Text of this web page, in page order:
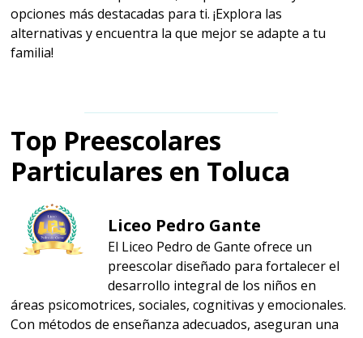
opciones más destacadas para ti. ¡Explora las
alternativas y encuentra la que mejor se adapte a tu
familia!
Top Preescolares
Particulares en Toluca
Liceo Pedro Gante
El Liceo Pedro de Gante ofrece un
preescolar diseñado para fortalecer el
desarrollo integral de los niños en
áreas psicomotrices, sociales, cognitivas y emocionales.
Con métodos de enseñanza adecuados, aseguran una